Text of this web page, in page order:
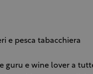
e pesca tabacchiera
guru e wine lover a